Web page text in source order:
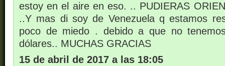
estoy en el aire en eso. .. PUDIERAS
..Y mas di soy de Venezuela q estamos
poco de miedo . debido a que no
dólares.. MUCHAS GRACIAS
15 de abril de 2017 a las 18:05